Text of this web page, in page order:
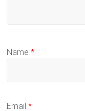
Name*
Email*